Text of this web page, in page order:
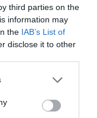
third parties on the
information may
the IAB’s List of
disclose it to other